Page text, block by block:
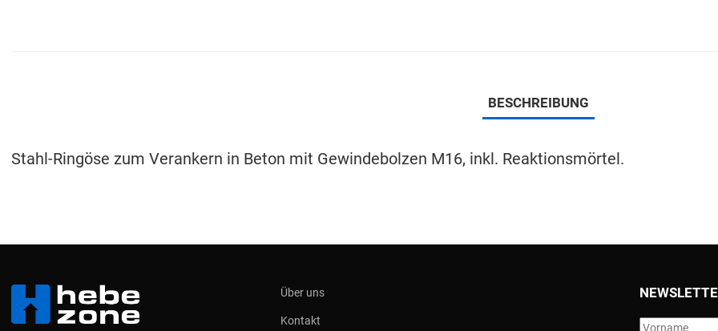
BESCHREIBUNG
Stahl-Ringöse zum Verankern in Beton mit Gewindebolzen M16, inkl. Reaktionsmörtel.
Über uns
Kontakt